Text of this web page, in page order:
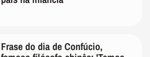
Frase do dia de Confúcio,